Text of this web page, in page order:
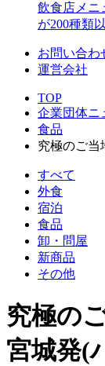
飲食店メニ
が200種類
お問い合わ
運営会社
TOP
企業団体ニ
食品
究極のご
すべて
外食
宿泊
食品
卸・問屋
新商品
その他
究極の
宮城発(